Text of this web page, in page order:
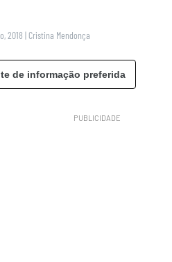
2018 | Cristina Mendonça
de informação preferida